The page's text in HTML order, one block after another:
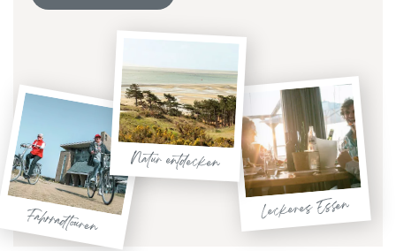
Fahrradtouren
Natur entdecken
Leckeres Essen